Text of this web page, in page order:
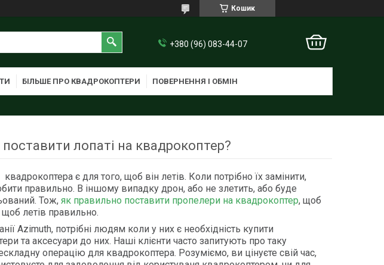
Кошик
+380 (96) 083-44-07
БІЛЬШЕ ПРО КВАДРОКОПТЕРИ ПОВЕРНЕННЯ І ОБМІН
лопаті на квадрокоптер?
є для того, щоб він летів. Коли потрібно їх замінити,
правильно. В іншому випадку дрон, або не злетить, або буде
Тож, як правильно поставити пропелери на квадрокоптер, щоб
щоб летів правильно.
Azimuth, потрібні людям коли у них є необхідність купити
та аксесуари до них. Наші клієнти часто запитують про таку
операцію для квадрокоптера. Розуміємо, ви цінуєте свій час,